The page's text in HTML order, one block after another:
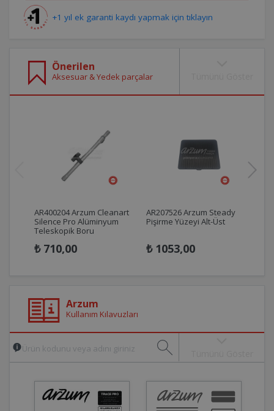
+1 yıl ek garanti kaydı yapmak için tıklayın
Önerilen
Aksesuar & Yedek parçalar
AR400204 Arzum Cleanart
Silence Pro Alüminyum
Teleskopik Boru
₺ 710,00
AR207526 Arzum Steady
Pişirme Yüzeyi Alt-Üst
₺ 1053,00
Arzum
Kullanım Kılavuzları